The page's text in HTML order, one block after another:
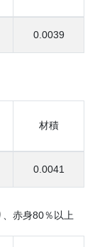
0.0039
材積
0.0041
赤身80％以上